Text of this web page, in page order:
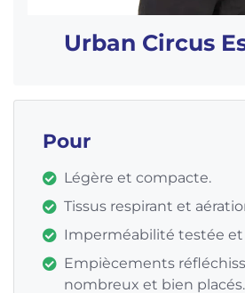
Urban Circus
Pour
Légère et compacte.
Tissus respirant et
Imperméabilité testée et
Empiècements
nombreux et bien placés.